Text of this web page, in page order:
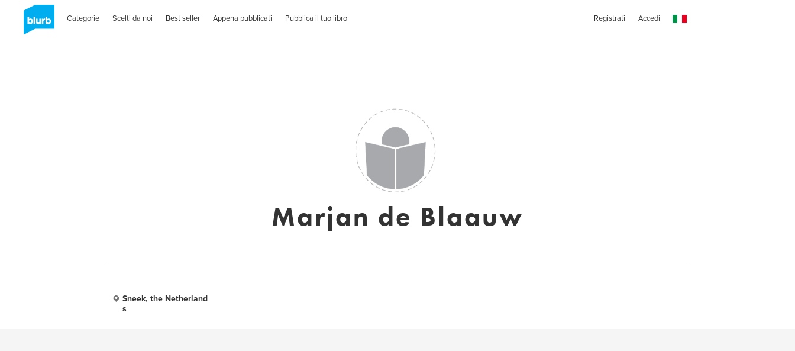
Categorie Scelti da noi Best seller Appena pubblicati Pubblica il tuo libro Registrati Accedi
Marjan de Blaauw
Sneek, the Netherland
s